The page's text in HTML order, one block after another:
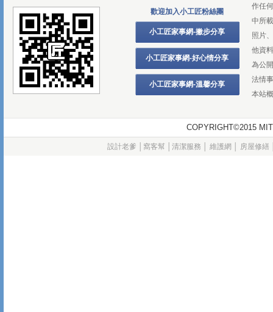
歡迎加入小工匠粉絲團
小工匠家事網-撇步分享
小工匠家事網-好心情分享
小工匠家事網-溫馨分享
作任
中所
照片
他資
為公
法情
本站
COPYRIGHT©2015
設計老爹 窩客幫 清潔服務 維護網 房屋修繕